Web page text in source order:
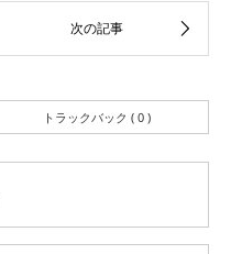
トラックバック ( 0 )